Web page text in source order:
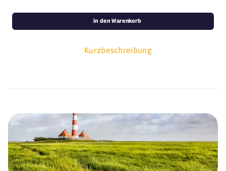
Kurzbeschreibung
in den Warenkorb